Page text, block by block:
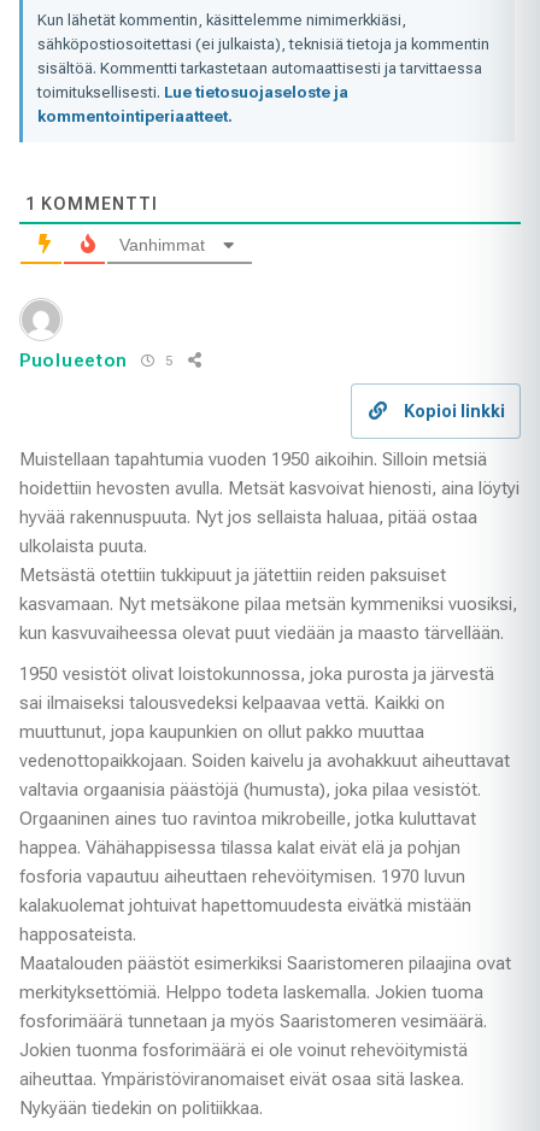
Kun lähetät kommentin, käsittelemme nimimerkkiäsi,
sähköpostiosoitettasi (ei julkaista), teknisiä tietoja ja kommentin
sisältöä. Kommentti tarkastetaan automaattisesti ja tarvittaessa
toimituksellisesti. Lue tietosuojaseloste ja
kommentointiperiaatteet.
1 KOMMENTTI
Vanhimmat
Puolueeton 5
Kopioi linkki
Muistellaan tapahtumia vuoden 1950 aikoihin. Silloin metsiä
hoidettiin hevosten avulla. Metsät kasvoivat hienosti, aina löytyi
hyvää rakennuspuuta. Nyt jos sellaista haluaa, pitää ostaa
ulkolaista puuta.
Metsästä otettiin tukkipuut ja jätettiin reiden paksuiset
kasvamaan. Nyt metsäkone pilaa metsän kymmeniksi vuosiksi,
kun kasvuvaiheessa olevat puut viedään ja maasto tärvellään.
1950 vesistöt olivat loistokunnossa, joka purosta ja järvestä
sai ilmaiseksi talousvedeksi kelpaavaa vettä. Kaikki on
muuttunut, jopa kaupunkien on ollut pakko muuttaa
vedenottopaikkojaan. Soiden kaivelu ja avohakkuut aiheuttavat
valtavia orgaanisia päästöjä (humusta), joka pilaa vesistöt.
Orgaaninen aines tuo ravintoa mikrobeille, jotka kuluttavat
happea. Vähähappisessa tilassa kalat eivät elä ja pohjan
fosforia vapautuu aiheuttaen rehevöitymisen. 1970 luvun
kalakuolemat johtuivat hapettomuudesta eivätkä mistään
happosateista.
Maatalouden päästöt esimerkiksi Saaristomeren pilaajina ovat
merkityksettömiä. Helppo todeta laskemalla. Jokien tuoma
fosforimäärä tunnetaan ja myös Saaristomeren vesimäärä.
Jokien tuonma fosforimäärä ei ole voinut rehevöitymistä
aiheuttaa. Ympäristöviranomaiset eivät osaa sitä laskea.
Nykyään tiedekin on politiikkaa.